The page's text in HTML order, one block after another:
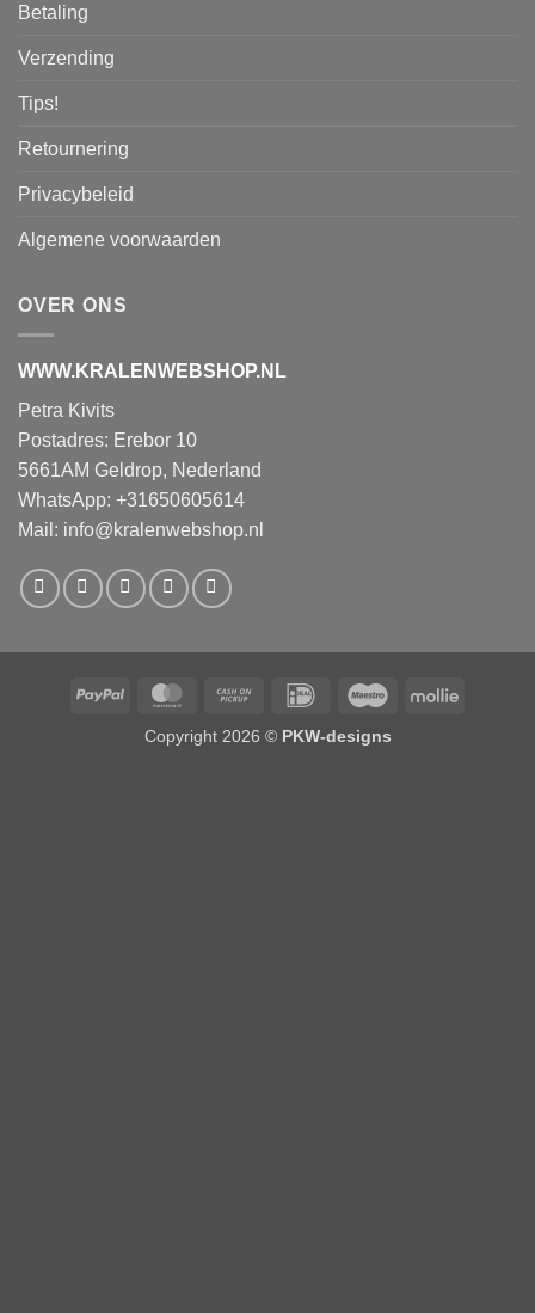
Betaling
Verzending
Tips!
Retournering
Privacybeleid
Algemene voorwaarden
OVER ONS
WWW.KRALENWEBSHOP.NL
Petra Kivits
Postadres: Erebor 10
5661AM Geldrop, Nederland
WhatsApp: +31650605614
Mail: info@kralenwebshop.nl
PayPal MasterCardCash
Pickup
IDeal Maestro Mollie
Copyright 2026 © PKW-designs